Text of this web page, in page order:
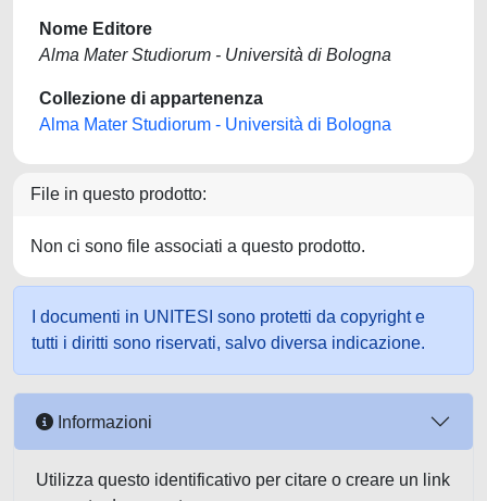
Nome Editore
Alma Mater Studiorum - Università di Bologna
Collezione di appartenenza
Alma Mater Studiorum - Università di Bologna
File in questo prodotto:
Non ci sono file associati a questo prodotto.
I documenti in UNITESI sono protetti da copyright e
tutti i diritti sono riservati, salvo diversa indicazione.
Informazioni
Utilizza questo identificativo per citare o creare un link